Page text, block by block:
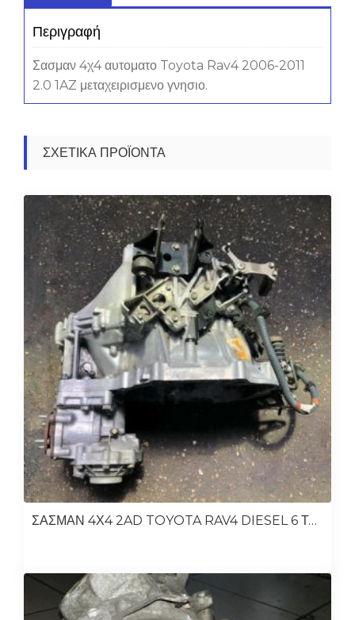
Περιγραφή
Σασμαν 4χ4 αυτοματο Toyota Rav4 2006-2011
2.0 1AZ μεταχειρισμενο γνησιο.
ΣΧΕΤΙΚΆ ΠΡΟΪΌΝΤΑ
ΣΑΣΜΑΝ 4Χ4 2AD TOYOTA RAV4 DIESEL 6 ΤΑΧΥΤΗΤΕΣ